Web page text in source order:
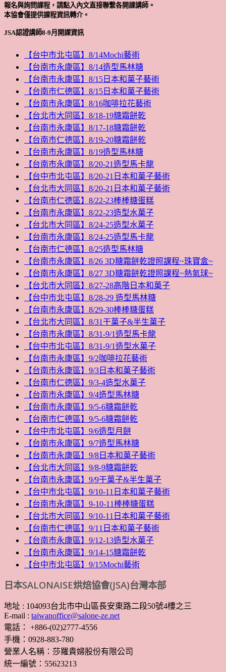
報名與詢問課程，請點入內文直接聯繫各開課講師。
本協會僅提供課程資訊轉介。
JSA認證講師8-9月開課資訊
【台中市北屯區】8/14Mochi藝術
【台南市永康區】8/14造型馬林糖
【台南市永康區】8/15日本和菓子藝術
【台南市仁德區】8/15日本和菓子藝術
【台南市永康區】8/16咖啡拉花藝術
【台北市大同區】8/18-19糖霜餅乾
【台南市永康區】8/17-18糖霜餅乾
【台南市仁德區】8/19-20糖霜餅乾
【台南市永康區】8/19造型馬林糖
【台南市永康區】8/20-21造型馬卡龍
【台中市北屯區】8/20-21日本和菓子藝術
【台北市大同區】8/20-21日本和菓子藝術
【台南市仁德區】8/22-23棒棒糖蛋糕
【台南市永康區】8/22-23造型水菓子
【台北市大同區】8/24-25造型水菓子
【台南市永康區】8/24-25造型馬卡龍
【台南市仁德區】8/25造型馬林糖
【台南市永康區】8/26 3D糖霜餅乾證照課程~珠寶盒~
【台南市永康區】8/27 3D糖霜餅乾證照課程~熱氣球~
【台北市大同區】8/27-28高階日本和菓子
【台中市北屯區】8/28-29 造型馬林糖
【台南市永康區】8/29-30棒棒糖蛋糕
【台北市大同區】8/31干菓子&半生菓子
【台南市永康區】8/31-9/1造型馬卡龍
【台中市北屯區】8/31-9/1造型水菓子
【台南市永康區】9/2咖啡拉花藝術
【台南市永康區】9/3日本和菓子藝術
【台南市仁德區】9/3-4造型水菓子
【台南市永康區】9/4造型馬林糖
【台南市永康區】9/5-6糖霜餅乾
【台南市仁德區】9/5-6糖霜餅乾
【台中市北屯區】9/6造型月餅
【台南市永康區】9/7造型馬林糖
【台南市永康區】9/8日本和菓子藝術
【台北市大同區】9/8-9糖霜餅乾
【台南市永康區】9/9干菓子&半生菓子
【台中市北屯區】9/10-11日本和菓子藝術
【台南市永康區】9-10-11棒棒糖蛋糕
【台北市大同區】9/10-11日本和菓子藝術
【台南市仁德區】9/11日本和菓子藝術
【台南市永康區】9/12-13造型水菓子
【台南市永康區】9/14-15糖霜餅乾
【台中市北屯區】9/15Mochi藝術
日本SALONAISE烘焙協會(JSA)台灣本部
地址 : 104093台北市中山區長安東路二段50號4樓之三
E-mail : taiwanoffice@salone-ze.net
電話： +886-(02)2777-4556
手機：0928-883-780
營業人名稱：莎羅貴婦股份有限公司
統一編號：55623213